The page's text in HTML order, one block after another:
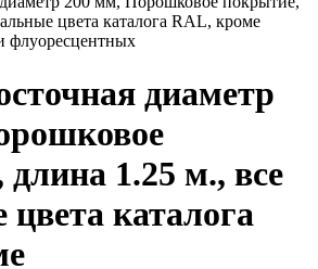
цвета каталога RAL, кроме
флуоресцентных
диаметр
1.25 м., все
цвета каталога